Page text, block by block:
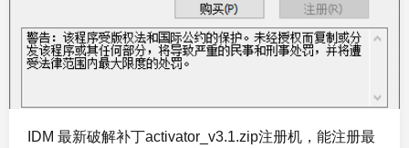
IDM 最新破解补丁activator_v3.1.zip注册机，能注册最